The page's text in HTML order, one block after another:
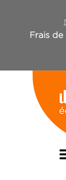
Frais